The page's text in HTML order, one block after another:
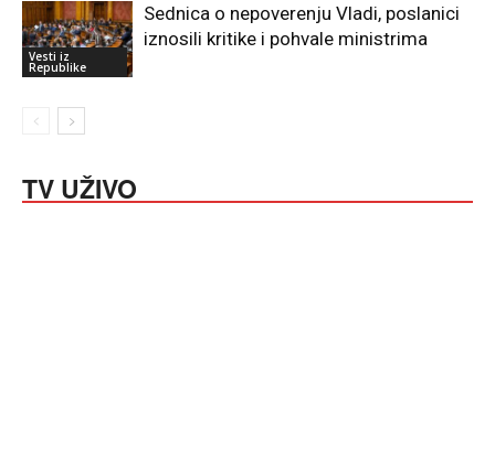
Vesti iz
Republike
Sednica o nepoverenju Vladi, poslanici
iznosili kritike i pohvale ministrima
TV UŽIVO